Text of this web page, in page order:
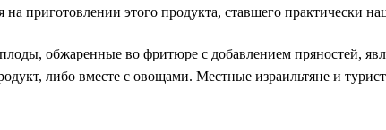
приготовлении этого продукта, ставшего практически
обжаренные во фритюре с добавлением пряностей,
либо вместе с овощами. Местные израильтяне и